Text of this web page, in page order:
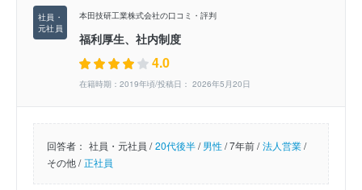
本田技研工業株式会社の口コミ・評判
福利厚生、社内制度
4.0
在籍時期：2019年頃/投稿日： 2026年5月20日
回答者： 社員・元社員 / 20代後半/男性/7年前 / 法人営業/
その他 / 正社員